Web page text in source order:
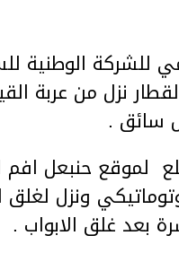
للشركة
نزل من عربة
سائق .
لموقع حنبعل افم
ونزل لغلق
بعد غلق الابواب .